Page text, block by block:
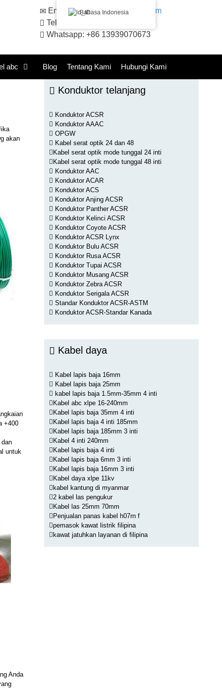
Email:sales@huadongacsr.com
Telepon: +86 371-86230866
Whatsapp: +86 13939070673
abc Blog Tentang Kami Hubungi Kami
akan
+400
untuk
Anda
Konduktor telanjang
Konduktor ACSR
Konduktor AAAC
OPGW
Kabel serat optik 24 dan 48
Kabel serat optik mode tunggal 24 inti
Kabel serat optik mode tunggal 48 inti
Konduktor AAC
Konduktor ACAR
Konduktor ACS
Konduktor Anjing ACSR
Konduktor Panther ACSR
Konduktor Kelinci ACSR
Konduktor Coyote ACSR
Konduktor ACSR Lynx
Konduktor Bulu ACSR
Konduktor Rusa ACSR
Konduktor Tupai ACSR
Konduktor Musang ACSR
Konduktor Zebra ACSR
Konduktor Serigala ACSR
Standar Konduktor ACSR-ASTM
Konduktor ACSR-Standar Kanada
Kabel daya
Kabel lapis baja 16mm
Kabel lapis baja 25mm
kabel lapis baja 1.5mm-35mm 4 inti
Kabel abc xlpe 16-240mm
Kabel lapis baja 35mm 4 inti
Kabel lapis baja 4 inti 185mm
Kabel lapis baja 185mm 3 inti
Kabel 4 inti 240mm
Kabel lapis baja 4 inti
Kabel lapis baja 6mm 3 inti
Kabel lapis baja 16mm 3 inti
Kabel daya xlpe 11kv
kabel kantung di myanmar
2 kabel las pengukur
Kabel las 25mm 70mm
Penjualan panas kabel h07rn f
pemasok kawat listrik filipina
kawat jatuhkan layanan di filipina
Bahasa Indonesia